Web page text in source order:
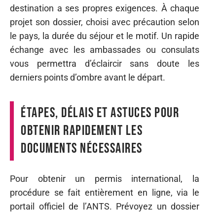
destination a ses propres exigences. À chaque
projet son dossier, choisi avec précaution selon
le pays, la durée du séjour et le motif. Un rapide
échange avec les ambassades ou consulats
vous permettra d’éclaircir sans doute les
derniers points d’ombre avant le départ.
Étapes, délais et astuces pour
obtenir rapidement les
documents nécessaires
Pour obtenir un permis international, la
procédure se fait entièrement en ligne, via le
portail officiel de l’ANTS. Prévoyez un dossier